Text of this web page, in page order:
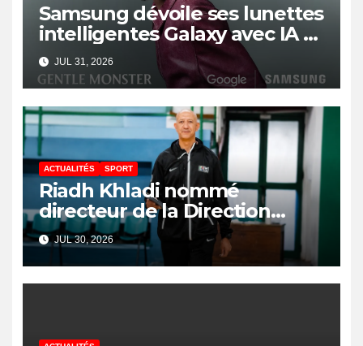
Samsung dévoile ses lunettes
intelligentes Galaxy avec IA et
Gemini
JUL 31, 2026
ACTUALITÉS SPORT
Riadh Khladi nommé
directeur de la Direction
Nationale de l’Arbitrage
JUL 30, 2026